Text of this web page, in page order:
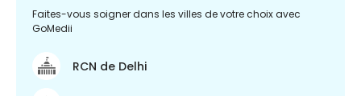
Faites-vous soigner dans les villes de votre choix avec
GoMedii
RCN de Delhi